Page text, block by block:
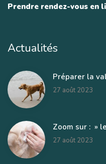
Prendre rendez-vous en
Actualités
Préparer la
27 août 2023
Zoom sur : »
27 août 2023